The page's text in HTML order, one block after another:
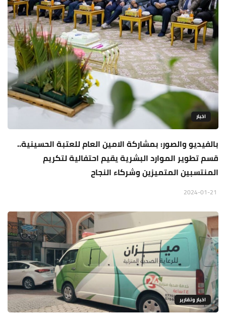
اخبار
بالفيديو والصور: بمشاركة الامين العام للعتبة الحسينية..
قسم تطوير الموارد البشرية يقيم احتفالية لتكريم
المنتسبين المتميزين وشركاء النجاح
اخبار وتقارير